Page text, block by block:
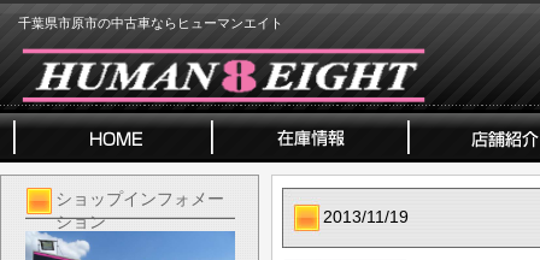
千葉県市原市の中古車ならヒューマンエイト
ショップインフォメー
ション
2013/11/19